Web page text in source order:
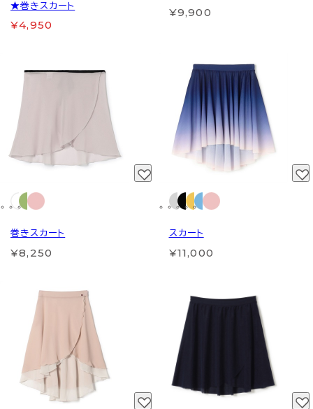
★巻きスカート
¥4,950
¥9,900
巻きスカート
¥8,250
スカート
¥11,000